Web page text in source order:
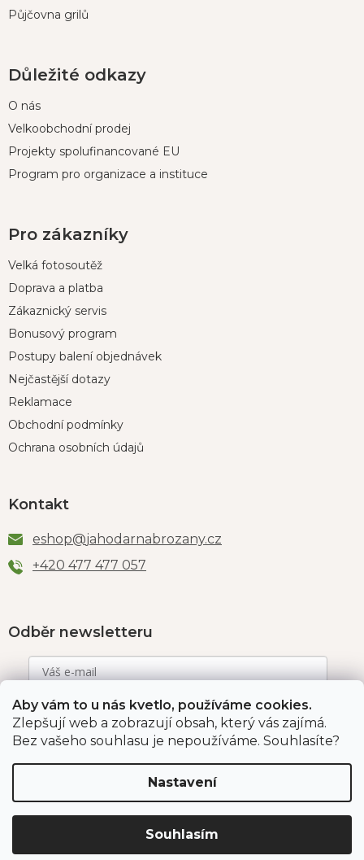
Aby vám to u nás kvetlo, používáme cookies.
Zlepšují web a zobrazují obsah, který vás zajímá.
Bez vašeho souhlasu je nepoužíváme. Souhlasíte?
Nastavení
Souhlasím
Půjčovna grilů
Důležité odkazy
O nás
Velkoobchodní prodej
Projekty spolufinancované EU
Program pro organizace a instituce
Pro zákazníky
Velká fotosoutěž
Doprava a platba
Zákaznický servis
Bonusový program
Postupy balení objednávek
Nejčastější dotazy
Reklamace
Obchodní podmínky
Ochrana osobních údajů
Kontakt
eshop@jahodarnabrozany.cz
+420 477 477 057
Odběr newsletteru
Vložením e-mailu souhlasíte s podmínkamiochrany
osobních údajů.
Podmínky ochrany údajů